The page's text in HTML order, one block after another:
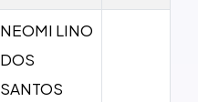
NEOMI LINO
DOS
SANTOS